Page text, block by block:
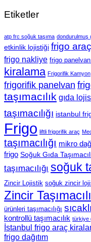
Etiketler
atp frc soğuk taşıma dondurulmuş
etkinlik lojistiği frigo
frigo nakliye frigo
kiralama Frigorifik Kamyon
frigorifik panelvan
taşımacılık gıda
taşımacılığı istanbul
Frigo liftli frigorifik araç
taşımacılığı mikro
frigo Soğuk Gıda
taşımacılığı soğuk
Zincir Lojistik soğuk zincir
Zincir
ürünleri taşımacılığı
kontrollü taşımacılık türkiye
İstanbul frigo araç
frigo dağıtım